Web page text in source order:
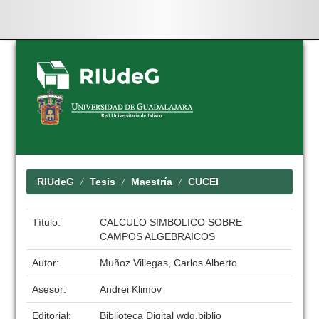
Skip
navigation
RIUdeG Tesis Maestría CUCEI
Título:
CALCULO SIMBOLICO SOBRE
CAMPOS ALGEBRAICOS
Autor: Muñoz Villegas, Carlos Alberto
Asesor: Andrei Klimov
Editorial: Biblioteca Digital wdg.biblio